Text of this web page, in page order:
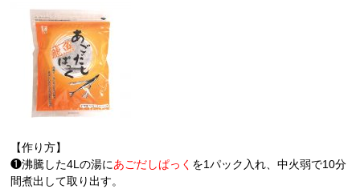
【作り方】
❶沸騰した4Lの湯にあごだしぱっく を1パック入れ、中火弱で10分
間煮出して取り出す。